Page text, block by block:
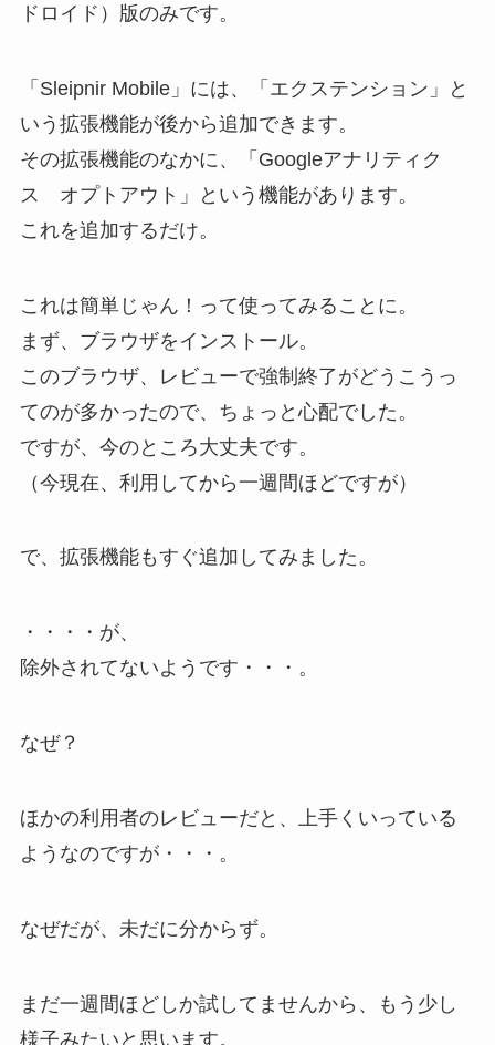
ドロイド）版のみです。
「Sleipnir Mobile」には、「エクステンション」と
いう拡張機能が後から追加できます。
その拡張機能のなかに、「Googleアナリティク
ス オプトアウト」という機能があります。
これを追加するだけ。
これは簡単じゃん！って使ってみることに。
まず、ブラウザをインストール。
このブラウザ、レビューで強制終了がどうこうっ
てのが多かったので、ちょっと心配でした。
ですが、今のところ大丈夫です。
（今現在、利用してから一週間ほどですが）
で、拡張機能もすぐ追加してみました。
・・・・が、
除外されてないようです・・・。
なぜ？
ほかの利用者のレビューだと、上手くいっている
ようなのですが・・・。
なぜだが、未だに分からず。
まだ一週間ほどしか試してませんから、もう少し
様子みたいと思います。